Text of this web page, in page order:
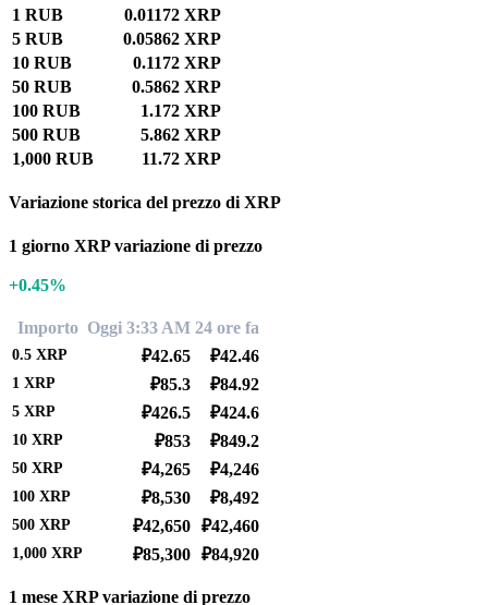
1 RUB
0.01172 XRP
5 RUB
0.05862 XRP
10 RUB
0.1172 XRP
50 RUB
0.5862 XRP
100 RUB
1.172 XRP
500 RUB
5.862 XRP
1,000 RUB
11.72 XRP
Variazione storica del prezzo di XRP
1 giorno XRP variazione di prezzo
+0.45%
Importo Oggi 3:33 AM 24 ore fa
0.5 XRP ₽42.65 ₽42.46
1 XRP ₽85.3 ₽84.92
5 XRP ₽426.5 ₽424.6
10 XRP ₽853 ₽849.2
50 XRP ₽4,265 ₽4,246
100 XRP ₽8,530 ₽8,492
500 XRP ₽42,650 ₽42,460
1,000 XRP ₽85,300 ₽84,920
1 mese XRP variazione di prezzo